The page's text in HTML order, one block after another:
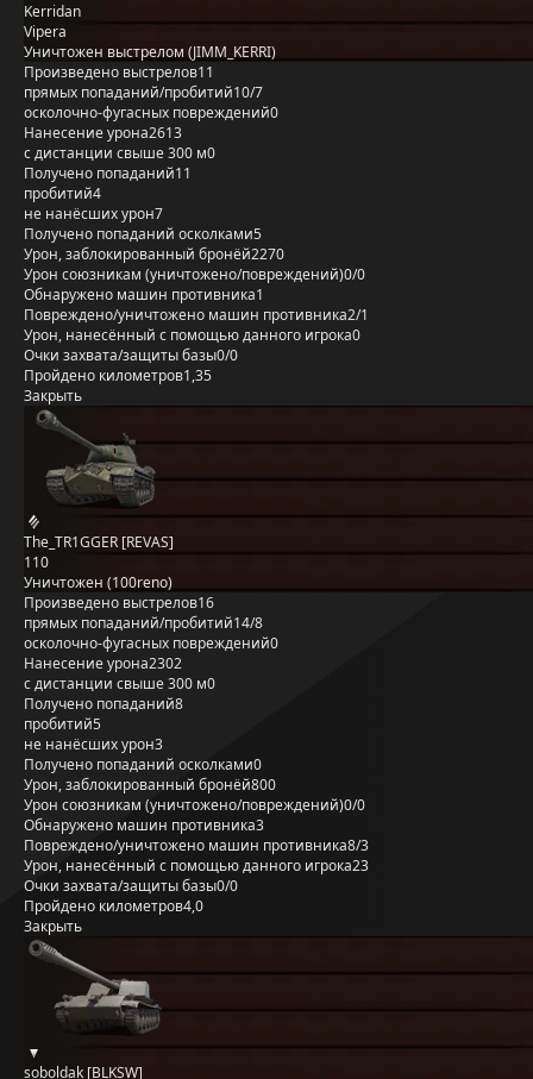
Kerridan
Vipera
Уничтожен выстрелом (JIMM_KERRI)
Произведено выстрелов11
прямых попаданий/пробитий10/7
осколочно-фугасных повреждений0
Нанесение урона2613
с дистанции свыше 300 м0
Получено попаданий11
пробитий4
не нанёсших урон7
Получено попаданий осколками5
Урон, заблокированный бронёй2270
Урон союзникам (уничтожено/повреждений)0/0
Обнаружено машин противника1
Повреждено/уничтожено машин противника2/1
Урон, нанесённый с помощью данного игрока0
Очки захвата/защиты базы0/0
Пройдено километров1,35
Закрыть
The_TR1GGER [REVAS]
110
Уничтожен (100reno)
Произведено выстрелов16
прямых попаданий/пробитий14/8
осколочно-фугасных повреждений0
Нанесение урона2302
с дистанции свыше 300 м0
Получено попаданий8
пробитий5
не нанёсших урон3
Получено попаданий осколками0
Урон, заблокированный бронёй800
Урон союзникам (уничтожено/повреждений)0/0
Обнаружено машин противника3
Повреждено/уничтожено машин противника8/3
Урон, нанесённый с помощью данного игрока23
Очки захвата/защиты базы0/0
Пройдено километров4,0
Закрыть
soboldak [BLKSW]